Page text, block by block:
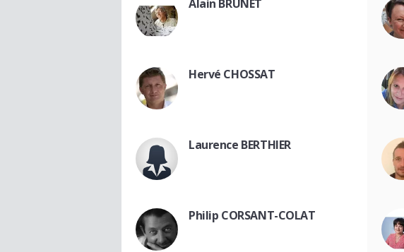
Alain BRUNET
Hervé CHOSSAT
Laurence BERTHIER
Philip CORSANT-COLAT